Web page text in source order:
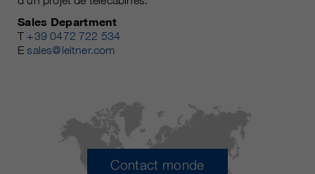
Sales Department
T +39 0472 722 534
Esales@leitner.com
Contact monde